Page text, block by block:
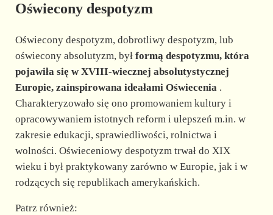
Oświecony despotyzm
Oświecony despotyzm, dobrotliwy despotyzm, lub
oświecony absolutyzm, był formą despotyzmu, która
pojawiła się w XVIII-wiecznej absolutystycznej
Europie, zainspirowana ideałami Oświecenia.
Charakteryzowało się ono promowaniem kultury i
opracowywaniem istotnych reform i ulepszeń m.in. w
zakresie edukacji, sprawiedliwości, rolnictwa i
wolności. Oświeceniowy despotyzm trwał do XIX
wieku i był praktykowany zarówno w Europie, jak i w
rodzących się republikach amerykańskich.
Patrz również: